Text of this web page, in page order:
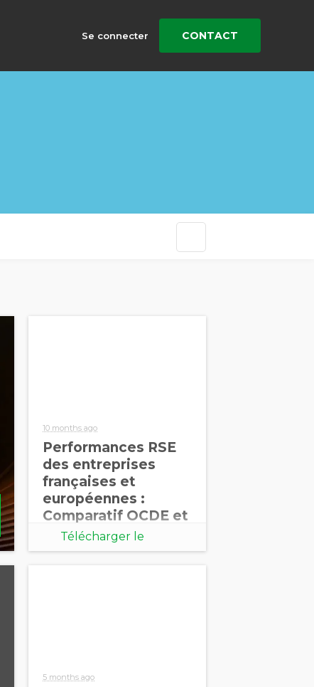
Se connecter CONTACT
10 months ago
Performances RSE
des entreprises
françaises et
européennes :
Comparatif OCDE et
BICS – Sixième
édition 2025
Télécharger le
5 months ago